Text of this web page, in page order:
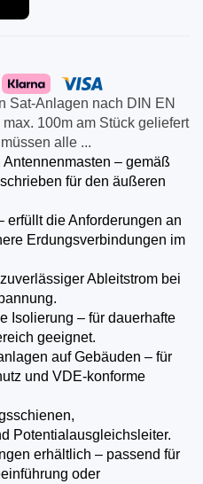
Sat-Anlagen nach DIN EN
100m am Stück geliefert
alle ...
– gemäß
für den äußeren
erfüllt die Anforderungen an
Erdungsverbindungen im
Ableitstrom bei
Isolierung – für dauerhafte
geeignet.
auf Gebäuden – für
und VDE-konforme
Potentialausgleichsleiter.
erhältlich – passend für
oder